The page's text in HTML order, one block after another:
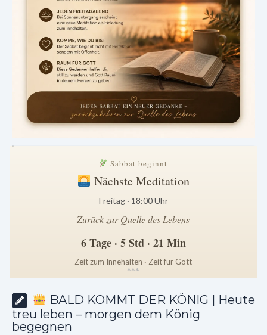
.
Sabbat beginnt
Nächste Meditation
Freitag · 18:00 Uhr
Zurück zur Quelle des Lebens
6 Tage · 5 Std · 21 Min
Zeit zum Innehalten · Zeit für Gott
***
BALD KOMMT DER KÖNIG | Heute
treu leben – morgen dem König
begegnen